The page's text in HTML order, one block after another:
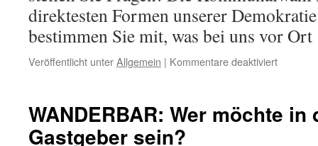
direktesten Formen unserer
bestimmen Sie mit, was bei uns vor
Veröffentlicht unterAllgemein | Kommentare deaktiviertfür
zur
WANDERBAR: Wer möchte
Gastgeber sein?